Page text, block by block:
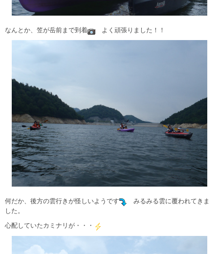
なんとか、笠が岳前まで到着 よく頑張りました！！
何だか、後方の雲行きが怪しいようです
みるみる雲に覆われてきま
した。
心配していたカミナリが・・・